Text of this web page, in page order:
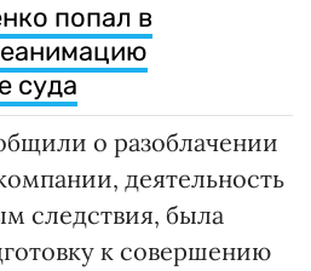
попал в
суда
о разоблачении
деятельность
следствия, была
к совершению